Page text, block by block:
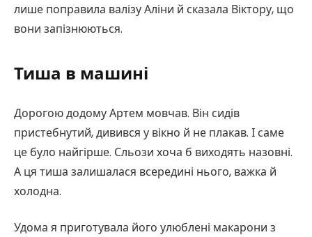
лише поправила валізу Аліни й сказала Віктору, що
вони запізнюються.
Тиша в машині
Дорогою додому Артем мовчав. Він сидів
пристебнутий, дивився у вікно й не плакав. І саме
це було найгірше. Сльози хоча б виходять назовні.
А ця тиша залишалася всередині нього, важка й
холодна.
Удома я приготувала його улюблені макарони з